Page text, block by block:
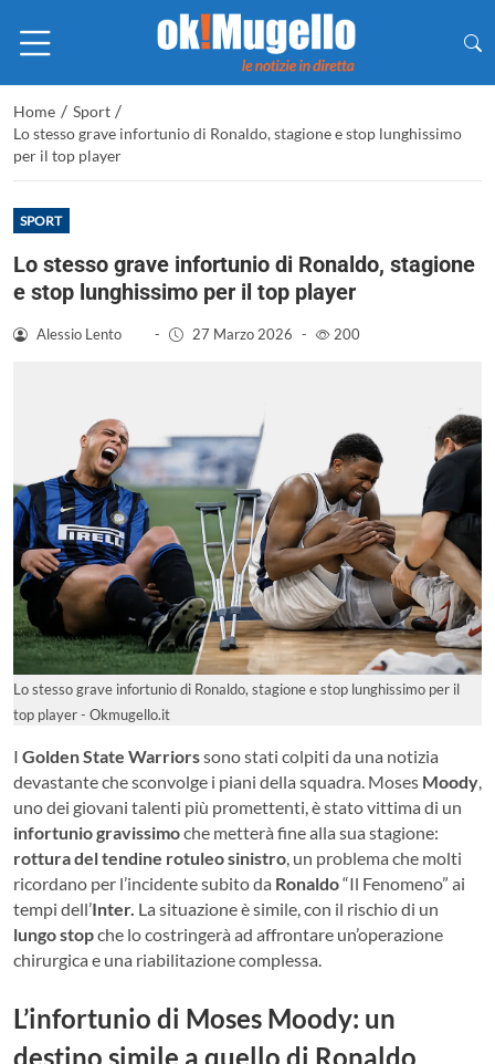
Home / Sport /
Lo stesso grave infortunio di Ronaldo, stagione e stop lunghissimo
per il top player
SPORT
Lo stesso grave infortunio di Ronaldo, stagione
e stop lunghissimo per il top player
Alessio Lento - 27 Marzo 2026 - 200
Lo stesso grave infortunio di Ronaldo, stagione e stop lunghissimo per il
top player - Okmugello.it
I Golden State Warriorssono stati colpiti da una notizia
devastante che sconvolge i piani della squadra. Moses Moody
uno dei giovani talenti più promettenti, è stato vittima di un
infortunio gravissimoche metterà fine alla sua stagione:
rottura del tendine rotuleo sinistro , un problema che molti
ricordano per l’incidente subito da Ronaldo“Il Fenomeno” ai
tempi dell’Inter. La situazione è simile, con il rischio di un
lungo stopche lo costringerà ad affrontare un’operazione
chirurgica e una riabilitazione complessa.
L’infortunio di Moses Moody: un
destino simile a quello di Ronaldo